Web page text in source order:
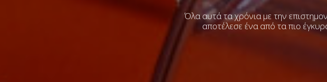
Όλα αυτά τα χρόνια με την
αποτέλεσε ένα από τα πιο